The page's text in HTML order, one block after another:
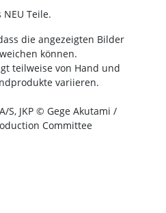
Teile.
die angezeigten Bilder
können.
teilweise von Hand und
variieren.
S, JKP © Gege Akutami /
Committee